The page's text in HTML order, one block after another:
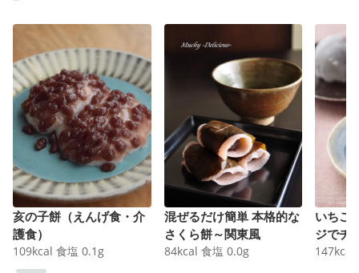
亥の子餅（えんげ食・介
護食）
109kcal 食塩 0.1 g
混ぜるだけ簡単 本格的な
さくら餅～関東風
84kcal 食塩 0.0g
いちご
ジでチ
147kcal